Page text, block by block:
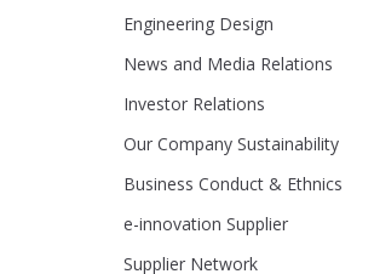
Engineering Design
News and Media Relations
Investor Relations
Our Company Sustainability
Business Conduct & Ethnics
e-innovation Supplier
Supplier Network